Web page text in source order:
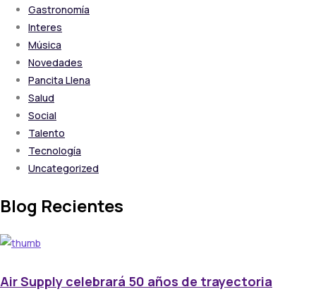
Gastronomía
Interes
Música
Novedades
Pancita Llena
Salud
Social
Talento
Tecnología
Uncategorized
Blog Recientes
Air Supply celebrará 50 años de trayectoria